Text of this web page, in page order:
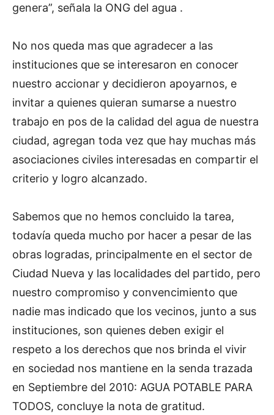
genera”, señala la ONG del agua .
No nos queda mas que agradecer a las
instituciones que se interesaron en conocer
nuestro accionar y decidieron apoyarnos, e
invitar a quienes quieran sumarse a nuestro
trabajo en pos de la calidad del agua de nuestra
ciudad, agregan toda vez que hay muchas más
asociaciones civiles interesadas en compartir el
criterio y logro alcanzado.
Sabemos que no hemos concluido la tarea,
todavía queda mucho por hacer a pesar de las
obras logradas, principalmente en el sector de
Ciudad Nueva y las localidades del partido, pero
nuestro compromiso y convencimiento que
nadie mas indicado que los vecinos, junto a sus
instituciones, son quienes deben exigir el
respeto a los derechos que nos brinda el vivir
en sociedad nos mantiene en la senda trazada
en Septiembre del 2010: AGUA POTABLE PARA
TODOS, concluye la nota de gratitud.